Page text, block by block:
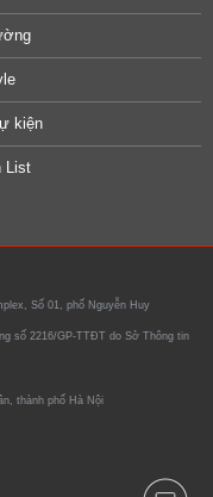
kiện
List
Số 01, phố Nguyễn Huy
số 2216/GP-TTĐT do Sở Thông tin
thành phố Hà Nội